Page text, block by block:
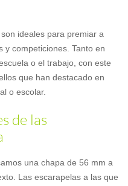
son ideales para premiar a
y competiciones. Tanto en
o el trabajo, con este
que han destacado en
o escolar.
de las
una chapa de 56 mm a
Las escarapelas a las que